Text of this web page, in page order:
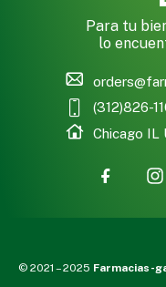
Para tu
lo
(312)826-
Chicago IL
© 2021 – 2025 Farmacias-